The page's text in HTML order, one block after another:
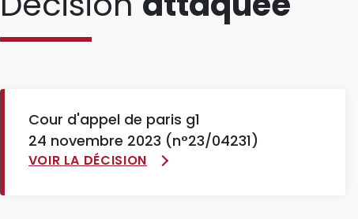
Cour d'appel de paris g1
24 novembre 2023 (n°23/04231)
VOIR LA DÉCISION